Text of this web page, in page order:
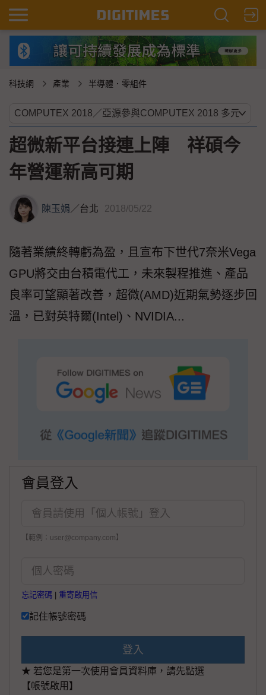
科技網 產業 半導體．零組件
超微新平台接連上陣 祥碩今
年營運新高可期
陳玉娟／台北 2018/05/22
隨著業績終轉虧為盈，且宣布下世代7奈米Vega
GPU將交由台積電代工，未來製程推進、產品
良率可望顯著改善，超微(AMD)近期氣勢逐步回
溫，已對英特爾(Intel)、NVIDIA...
會員登入
【範例：user@company.com】
忘記密碼 重寄啟用信
記住帳號密碼
登入
★ 若您是第一次使用會員資料庫，請先點選
【帳號啟用】